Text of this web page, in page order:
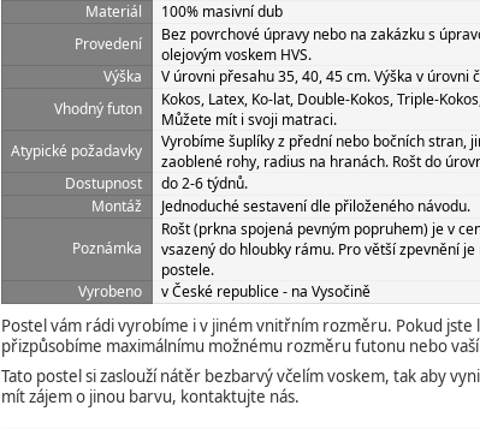
Materiál
100% masivní dub
Provedení
Bez povrchové úpravy nebo na zakázku s
olejovým voskem HVS.
Výška
V úrovni přesahu 35, 40, 45 cm. Výška v úrovni
Vhodný futon
Kokos, Latex, Ko-lat, Double-Kokos, Triple-
Můžete mít i svoji matraci.
Atypické požadavky
Vyrobíme šuplíky z přední nebo bočních stran,
zaoblené rohy, radius na hranách. Rošt do
Dostupnost
do 2-6 týdnů.
Montáž
Jednoduché sestavení dle přiloženého návodu.
Poznámka
Rošt (prkna spojená pevným popruhem) je v
vsazený do hloubky rámu. Pro větší zpevnění
postele.
Vyrobeno
v České republice - na Vysočině
Postel vám rádi vyrobíme i v jiném vnitřním rozměru. Pokud
přizpůsobíme maximálnímu možnému rozměru futonu nebo
Tato postel si zaslouží nátěr bezbarvý včelím voskem, tak aby
mít zájem o jinou barvu, kontaktujte nás.